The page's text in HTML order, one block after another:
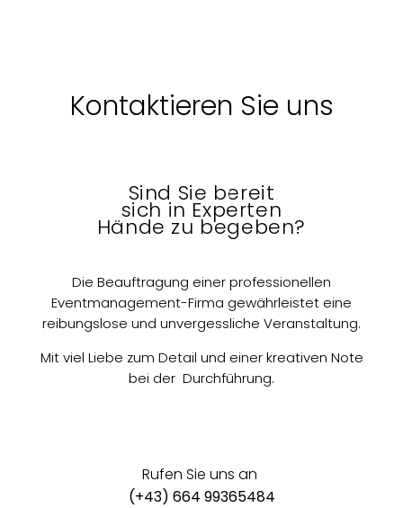
Kontaktieren Sie uns
Sind Sie bereit
sich in Experten
Hände zu begeben?
Die Beauftragung einer professionellen
Eventmanagement-Firma gewährleistet eine
reibungslose und unvergessliche Veranstaltung.
Mit viel Liebe zum Detail und einer kreativen Note
bei der Durchführung.
Rufen Sie uns an
(+43) 664 99365484